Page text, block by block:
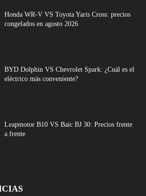
Honda WR-V VS Toyota Yaris Cross: precios
congelados en agosto 2026
BYD Dolphin VS Chevrolet Spark: ¿Cuál es el
eléctrico más conveniente?
Leapmotor B10 VS Baic BJ 30: Precios frente
a frente